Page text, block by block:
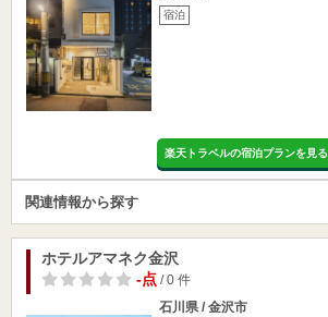
宿泊
楽天トラベルの宿泊プランを見る
関連情報から探す
ホテルアマネク金沢
-点/ 0 件
石川県 / 金沢市